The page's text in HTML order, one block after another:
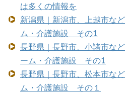
は多くの情報を
新潟県｜新潟市、上越市な
ム・介護施設 その1
長野県｜長野市、小諸市な
ーム・介護施設 その1
長野県｜長野市、松本市な
ム・介護施設 その１